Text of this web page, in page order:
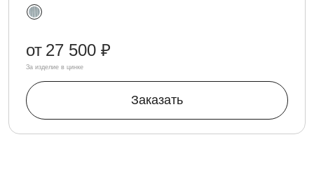
от 27 500 ₽
За изделие в цинке
Заказать